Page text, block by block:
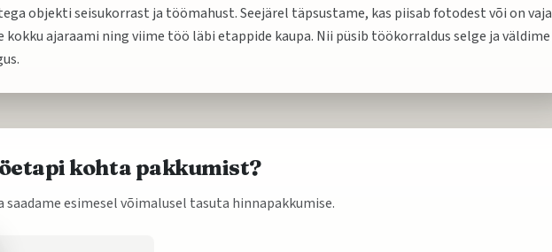
objekti seisukorrast ja töömahust. Seejärel täpsustame, kas piisab fotodest või on vaja
ajaraami ning viime töö läbi etappide kaupa. Nii püsib töökorraldus selge ja väldime
kohta pakkumist?
esimesel võimalusel tasuta hinnapakkumise.